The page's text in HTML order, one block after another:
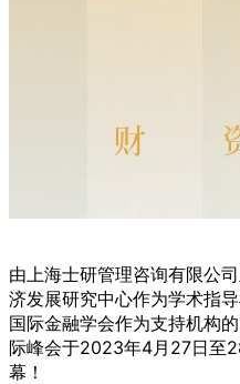
由上海士研管理咨询有限公
济发展研究中心作为学术指
国际金融学会作为支持机构
际峰会于2023年4月27日至
幕！